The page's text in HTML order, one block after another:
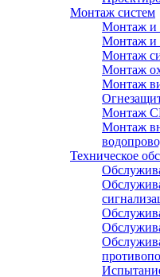
Монтаж систем
Монтаж
Монтаж и
Монтаж
Монтаж
Монтаж
Монтаж
Монтаж
Техническое